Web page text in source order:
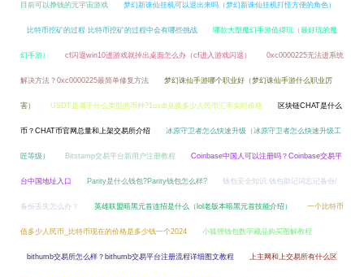
目前可以挣钱的元宇宙游戏 梦幻新诛仙挂机可以退出来吗（梦幻新诛仙挂机打怪方便的角色）
比特币挖矿的过程 比特币挖矿的过程中会有哪些挑战 哪款大型魔幻手游值得玩（最好玩的魔
幻手游） cf闪退win10进游戏就掉出桌面怎么办（cf进入游戏闪退） 0xc0000225无法进系统
解决方法？0xc0000225最简单修复方法 梦幻诛仙手游哪个职业好（梦幻诛仙手游什么职业厉
害） USDT是属于什么类型的币种?1usdt兑换多少人民币汇率实时价格 区块链CHAT是什么
币？CHAT币官网总量和上架交易所介绍 冰原守卫者怎么快速升级（冰原守卫者怎么快速升级工
匠等级） Bitstamp交易平台新用户注册教程 Coinbase中国人可以注册吗？Coinbase交易平
台中国地址入口 Parity是什么钱包?Parity钱包怎么样? 钱包安全知识:钱包助记词忘记备份/
备份丢失怎么办？ 英雄联盟暗黑元首连招是什么（lol老版本暗黑元首技能介绍） 一个比特币
值多少人民币_比特币现在的价格是多少钱一个2024 小狐狸钱包数字藏品购买图解教程
bithumb交易所怎么样？bithumb交易平台注册流程详细图文教程 上主网和上交易所有什么区